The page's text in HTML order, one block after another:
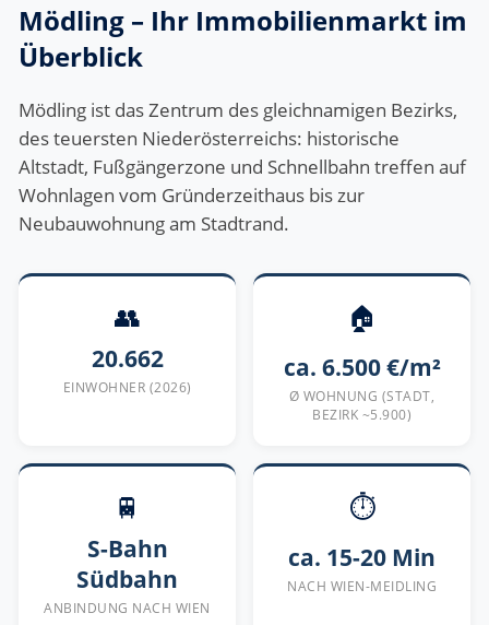
Mödling – Ihr Immobilienmarkt im
Überblick
Mödling ist das Zentrum des gleichnamigen Bezirks,
des teuersten Niederösterreichs: historische
Altstadt, Fußgängerzone und Schnellbahn treffen auf
Wohnlagen vom Gründerzeithaus bis zur
Neubauwohnung am Stadtrand.
👥
20.662
EINWOHNER (2026)
🏠
ca. 6.500 €/m²
Ø WOHNUNG (STADT,
BEZIRK ~5.900)
🚆
S-Bahn
Südbahn
ANBINDUNG NACH WIEN
⏱
ca. 15-20 Min
NACH WIEN-MEIDLING